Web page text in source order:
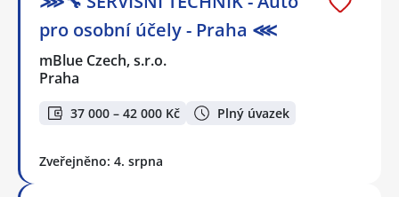
pro osobní účely - Praha ⋘
mBlue Czech, s.r.o.
Praha
37 000 – 42 000 Kč Plný úvazek
Zveřejněno: 4. srpna